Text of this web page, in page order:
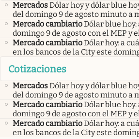
MercadosDólar hoy y dólar blue
del domingo 9 de agosto minuto a
Mercado cambiarioDólar blue
domingo 9 de agosto con el MEP y
Mercado cambiarioDólar hoy: a
en los bancos de la City este
Cotizaciones
MercadosDólar hoy y dólar blue
del domingo 9 de agosto minuto a
Mercado cambiarioDólar blue
domingo 9 de agosto con el MEP y
Mercado cambiarioDólar hoy: a
en los bancos de la City este